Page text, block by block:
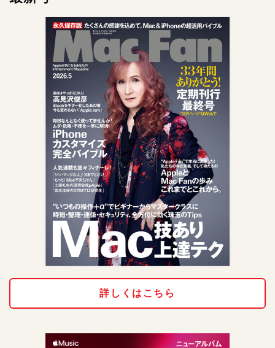
詳しくはこちら